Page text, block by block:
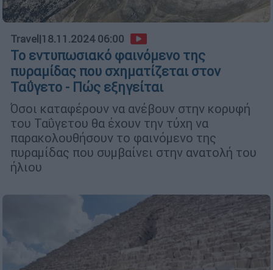
Travel|18.11.2024 06:00
Το εντυπωσιακό φαινόμενο της
πυραμίδας που σχηματίζεται στον
Ταΰγετο - Πώς εξηγείται
Όσοι καταφέρουν να ανέβουν στην κορυφή
του Ταΰγετου θα έχουν την τύχη να
παρακολουθήσουν το φαινόμενο της
πυραμίδας που συμβαίνει στην ανατολή του
ήλιου